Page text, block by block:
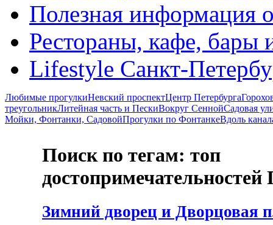
Полезная информация
Рестораны, кафе, бары
Lifestyle Санкт-
Любимые прогулкиНевский проспектЦентр Петербурга
треугольникЛитейная часть и ПескиВокруг СеннойСадовая
Мойки, Фонтанки, СадовойПрогулки по ФонтанкеВдоль
Поиск по тегам: топ
достопримечательностей
Зимний дворец и Дворцовая